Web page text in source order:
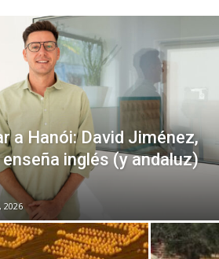
a Hanói: David Jiménez,
inglés (y andaluz)
2026